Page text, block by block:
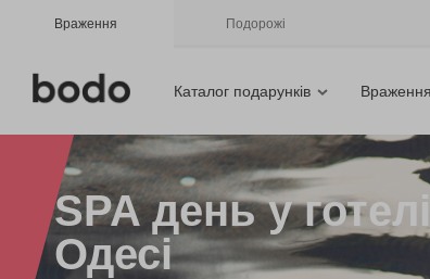
Враження Подорожі
Каталог подарунків
SPA день у
Одесі